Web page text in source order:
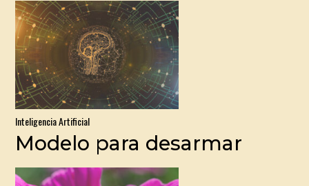
Inteligencia Artificial
Modelo para desarmar